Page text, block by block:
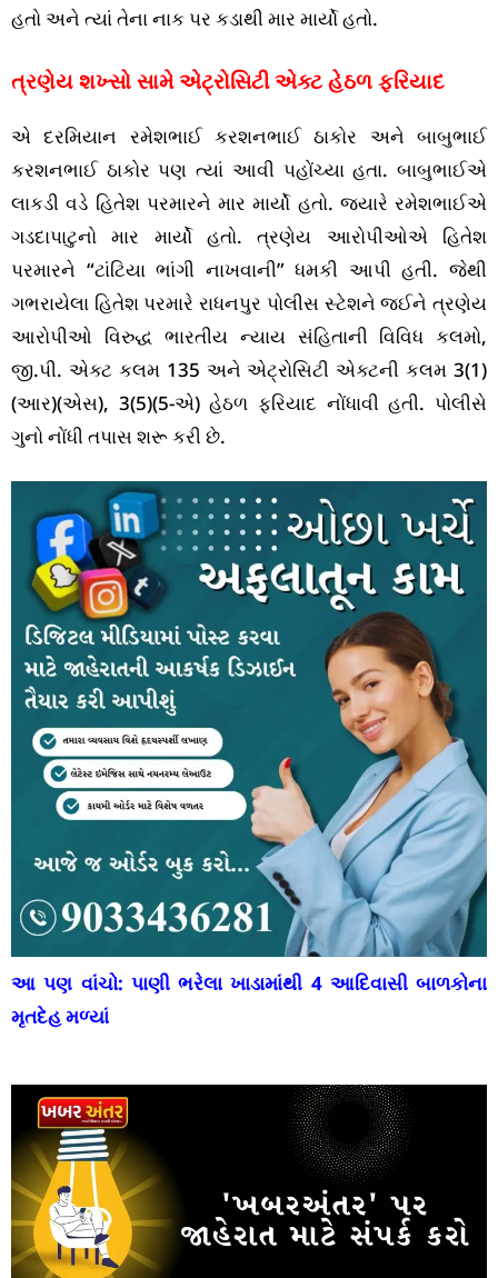
હતો અને ત્યાં તેના નાક પર કડાથી માર માર્યો હતો.
ત્રણેય શખ્સો સામે એટ્રોસિટી એક્ટ હેઠળ ફરિયાદ
એ દરમિયાન રમેશભાઈ કરશનભાઈ ઠાકોર અને બાબુભાઈ
કરશનભાઈ ઠાકોર પણ ત્યાં આવી પહોંચ્યા હતા. બાબુભાઈએ
લાકડી વડે હિતેશ પરમારને માર માર્યો હતો. જ્યારે રમેશભાઈએ
ગડદાપાટુનો માર માર્યો હતો. ત્રણેય આરોપીઓએ હિતેશ
પરમારને “ટાંટિયા ભાંગી નાખવાની” ધમકી આપી હતી. જેથી
ગભરાયેલા હિતેશ પરમારે રાધનપુર પોલીસ સ્ટેશને જઈને ત્રણેય
આરોપીઓ વિરુદ્ધ ભારતીય ન્યાય સંહિતાની વિવિધ કલમો,
જી.પી. એક્ટ કલમ 135 અને એટ્રોસિટી એક્ટની કલમ 3(1)
(આર)(એસ), 3(5)(5-એ) હેઠળ ફરિયાદ નોંધાવી હતી. પોલીસે
ગુનો નોંધી તપાસ શરૂ કરી છે.
આ પણ વાંચો: પાણી ભરેલા ખાડામાંથી 4 આદિવાસી બાળકોના
મૃતદેહ મળ્યાં